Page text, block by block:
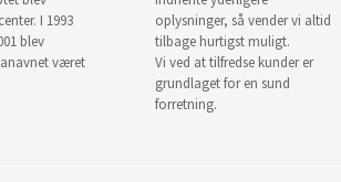
I 1993
blev
været
oplysninger, så vender vi altid
tilbage hurtigst muligt.
Vi ved at tilfredse kunder er
grundlaget for en sund
forretning.